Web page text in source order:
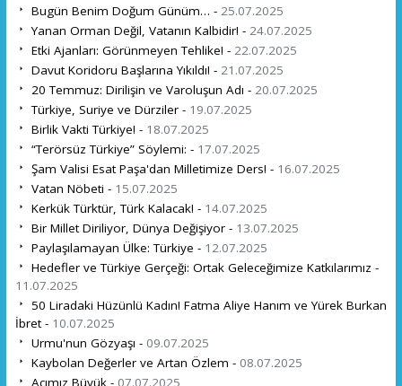
Bugün Benim Doğum Günüm… - 25.07.2025
Yanan Orman Değil, Vatanın Kalbidir! - 24.07.2025
Etki Ajanları: Görünmeyen Tehlike! - 22.07.2025
Davut Koridoru Başlarına Yıkıldı! - 21.07.2025
20 Temmuz: Dirilişin ve Varoluşun Adı - 20.07.2025
Türkiye, Suriye ve Dürziler - 19.07.2025
Birlik Vakti Türkiye! - 18.07.2025
“Terörsüz Türkiye” Söylemi: - 17.07.2025
Şam Valisi Esat Paşa'dan Milletimize Ders! - 16.07.2025
Vatan Nöbeti - 15.07.2025
Kerkük Türktür, Türk Kalacak! - 14.07.2025
Bir Millet Diriliyor, Dünya Değişiyor - 13.07.2025
Paylaşılamayan Ülke: Türkiye - 12.07.2025
Hedefler ve Türkiye Gerçeği: Ortak Geleceğimize Katkılarımız -
11.07.2025
50 Liradaki Hüzünlü Kadın! Fatma Aliye Hanım ve Yürek Burkan
İbret - 10.07.2025
Urmu'nun Gözyaşı - 09.07.2025
Kaybolan Değerler ve Artan Özlem - 08.07.2025
Acımız Büyük - 07.07.2025